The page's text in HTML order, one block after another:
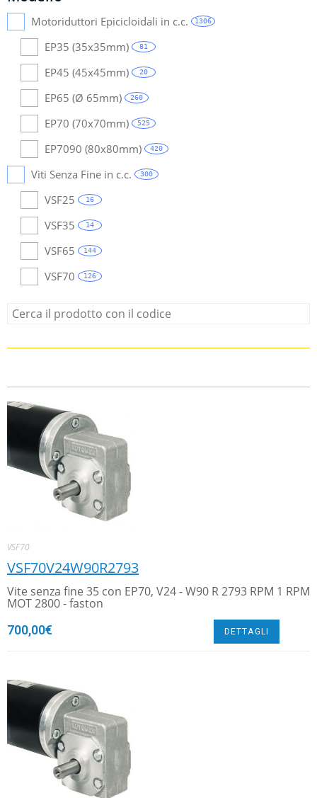
Motoriduttori Epicicloidali in c.c. 1306
EP35 (35x35mm) 81
EP45 (45x45mm) 20
EP65 (Ø 65mm) 260
EP70 (70x70mm) 525
EP7090 (80x80mm) 420
Viti Senza Fine in c.c. 300
VSF25 16
VSF35 14
VSF65 144
VSF70 126
VSF70
VSF70V24W90R2793
Vite senza fine 35 con EP70, V24 - W90 R 2793 RPM 1 RPM
MOT 2800 - faston
700,00€ DETTAGLI